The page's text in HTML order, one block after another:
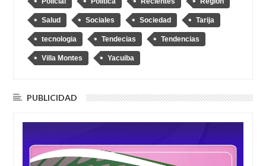
Salud Sociales Sociedad Tarija
tecnologia Tendecias Tendencias
Villa Montes Yacuiba
PUBLICIDAD